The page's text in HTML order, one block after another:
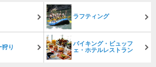
ラフティング
狩り
バイキング・ビュッフ
ェ・ホテルレストラン